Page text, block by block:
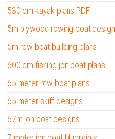
530 cm kayak plans PDF
5m plywood rowing boat design
5m row boat building plans
600 cm fishing jon boat plans
65 meter row boat plans
65 meter skiff designs
67m jon boat designs